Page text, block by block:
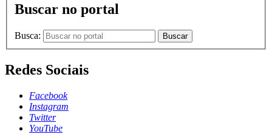
Buscar no portal
Busca: Buscar
Redes Sociais
Facebook
Instagram
Twitter
YouTube